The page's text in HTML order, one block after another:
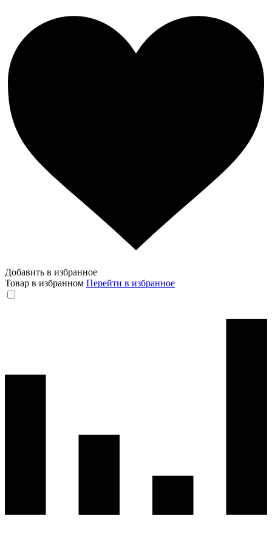
Добавить в избранное
Товар в избранном Перейти в избранное